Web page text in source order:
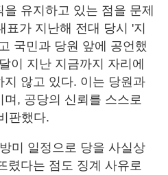
유지하고 있는 점을 문제
표가 지난해 전대 당시 '지
국민과 당원 앞에 공언했
이 지난 지금까지 자리에
않고 있다. 이는 당원과
, 공당의 신뢰를 스스로
판했다.
미 일정으로 당을 사실상
렸다는 점도 징계 사유로